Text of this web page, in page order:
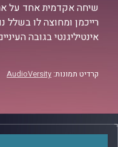
שיחה אקדמית אחד על
רייכמן ומחוצה לו בשלל
אינטיליגנטי בגובה
קרדיט תמונות: AudioVersity